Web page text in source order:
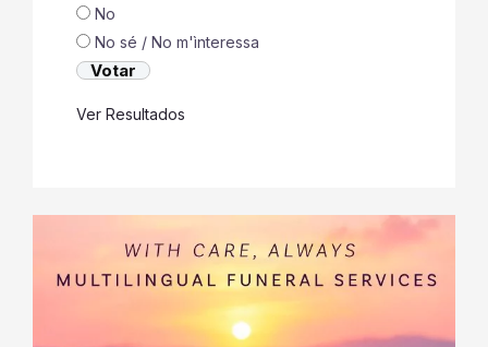
No
No sé / No m'ìnteressa
Ver Resultados